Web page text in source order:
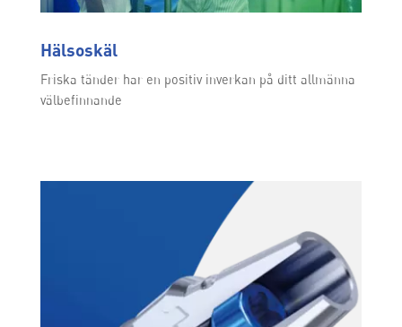
Hälsoskäl
Friska tänder har en positiv inverkan på ditt allmänna
välbefinnande